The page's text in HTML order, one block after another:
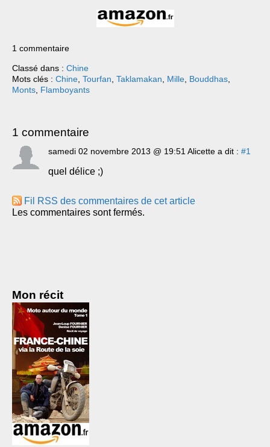
1 commentaire
Classé dans : Chine
Mots clés : Chine Tourfan Taklamakan Mille Bouddhas
Monts Flamboyants
1 commentaire
samedi 02 novembre 2013 @ 19:51 Alicette a dit : #1
quel délice ;)
Fil RSS des commentaires de cet article
Les commentaires sont fermés.
Mon récit